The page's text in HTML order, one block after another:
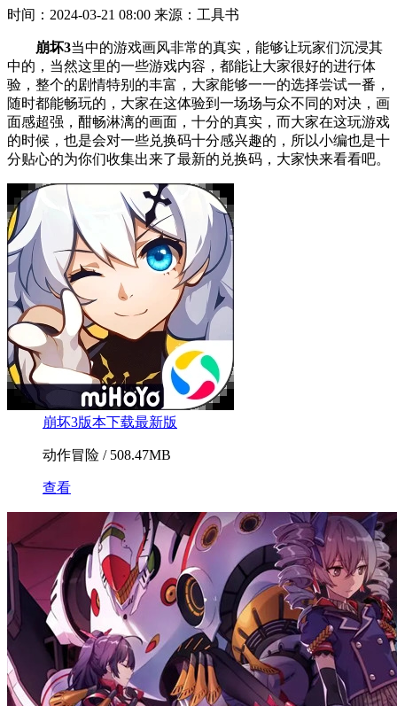
时间：2024-03-21 08:00 来源：工具书
崩坏3当中的游戏画风非常的真实，能够让玩家们沉浸其
中的，当然这里的一些游戏内容，都能让大家很好的进行体
验，整个的剧情特别的丰富，大家能够一一的选择尝试一番，
随时都能畅玩的，大家在这体验到一场场与众不同的对决，画
面感超强，酣畅淋漓的画面，十分的真实，而大家在这玩游戏
的时候，也是会对一些兑换码十分感兴趣的，所以小编也是十
分贴心的为你们收集出来了最新的兑换码，大家快来看看吧。
崩坏3版本下载最新版
动作冒险 / 508.47MB
查看